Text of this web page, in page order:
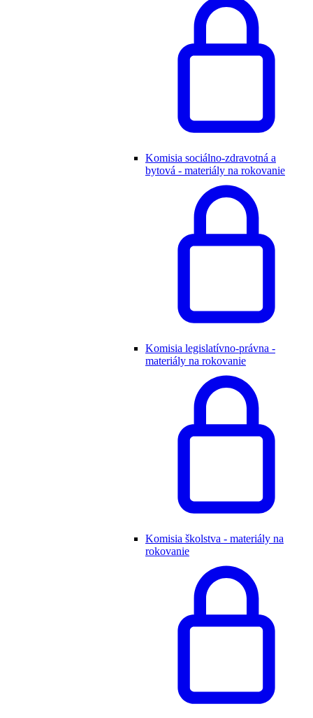
Komisia sociálno-zdravotná a
bytová - materiály na rokovanie
Komisia legislatívno-právna -
materiály na rokovanie
Komisia školstva - materiály na
rokovanie